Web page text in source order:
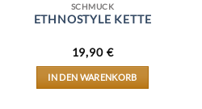
SCHMUCK
ETHNOSTYLE KETTE
19,90 €
IN DEN WARENKORB